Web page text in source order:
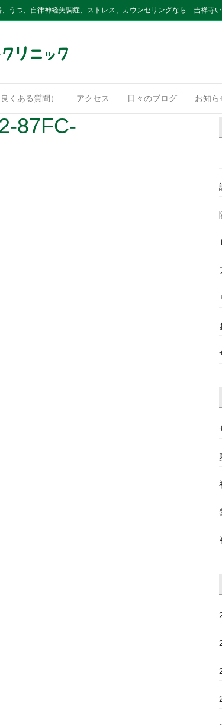
うつ、自律神経失調症、ストレス、カウンセリングなら「吉祥寺い
くある質問） アクセス 日々のブログ お知ら
87FC-